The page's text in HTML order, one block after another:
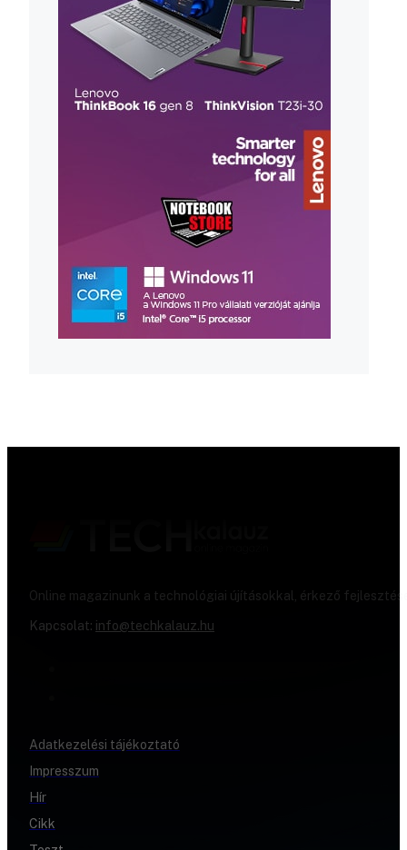
Online magazinunk a technológiai újításokkal, érkező
Kapcsolat: info@techkalauz.hu
Adatkezelési tájékoztató
Impresszum
Hír
Cikk